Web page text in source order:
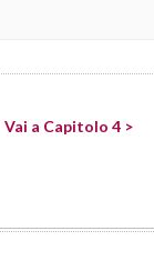
Vai a Capitolo 4 >